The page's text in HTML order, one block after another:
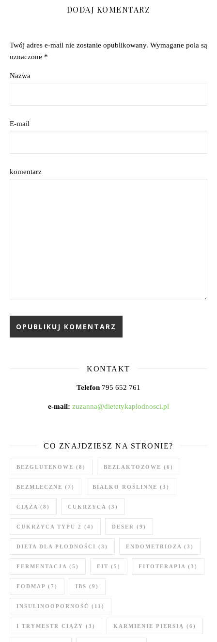
DODAJ KOMENTARZ
Twój adres e-mail nie zostanie opublikowany. Wymagane pola są
oznaczone *
Nazwa
E-mail
komentarz
KONTAKT
Telefon 795 652 761
e-mail: zuzanna@dietetykaplodnosci.pl
CO ZNAJDZIESZ NA STRONIE?
BEZGLUTENOWE (8) BEZLAKTOZOWE (6)
BEZMLECZNE (7) BIAŁKO ROŚLINNE (3)
CIĄŻA (8) CUKRZYCA (3)
CUKRZYCA TYPU 2 (4) DESER (9)
DIETA DLA PŁODNOŚCI (3) ENDOMETRIOZA (3)
FERMENTACJA (5) FIT (5) FITOTERAPIA (3)
FODMAP (7) IBS (9)
INSULINOOPORNOŚĆ (11)
I TRYMESTR CIĄŻY (3) KARMIENIE PIERSIĄ (6)